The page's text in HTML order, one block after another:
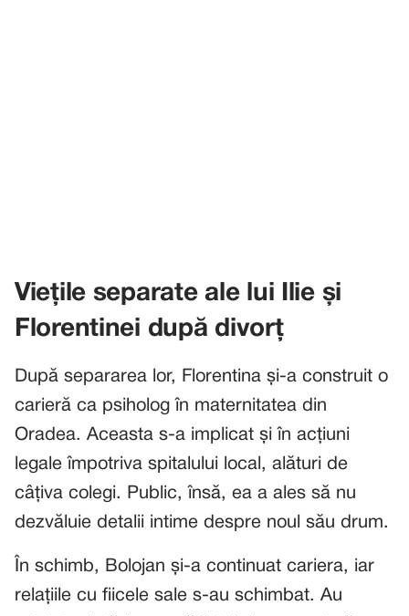
Viețile separate ale lui Ilie și
Florentinei după divorț
După separarea lor, Florentina și-a construit o
carieră ca psiholog în maternitatea din
Oradea. Aceasta s-a implicat și în acțiuni
legale împotriva spitalului local, alături de
câțiva colegi. Public, însă, ea a ales să nu
dezvăluie detalii intime despre noul său drum.
În schimb, Bolojan și-a continuat cariera, iar
relațiile cu fiicele sale s-au schimbat. Au